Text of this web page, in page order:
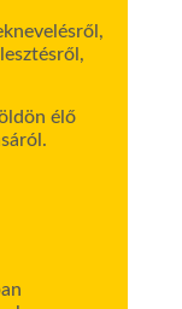
élő